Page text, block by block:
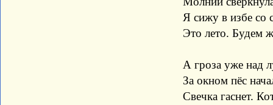
Я сижу в избе со
Это лето. Будем
А гроза уже над
За окном пёс начал
Свечка гаснет. Кот